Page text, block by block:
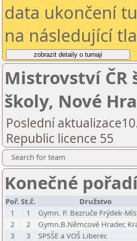
data ukončení
na následující
Mistrovství
školy, Nové
Poslední
Republic licence 55
Search for team
Konečné
Poř.St.č. Družstvo
1
1 Gymn. P. Bezruče Frýdek-
2
2 Gymn.B.Němcové Hradec
3
3 SPSŠE a VOŠ Liberec